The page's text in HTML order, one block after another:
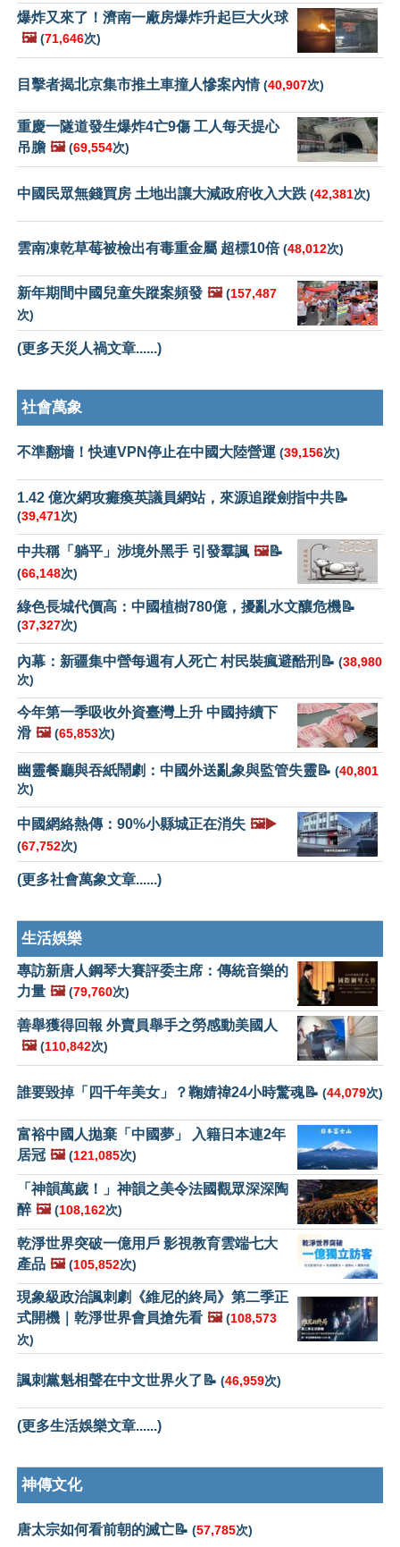
爆炸又來了！濟南一廠房爆炸升起巨大火球
🖼️ (71,646次)
目擊者揭北京集市推土車撞人慘案內情(40,907次)
重慶一隧道發生爆炸4亡9傷 工人每天提心
吊膽 🖼️ (69,554次)
中國民眾無錢買房 土地出讓大減政府收入大跌 (42,381次)
雲南凍乾草莓被檢出有毒重金屬 超標10倍(48,012次)
新年期間中國兒童失蹤案頻發 🖼️ (157,487
次)
(更多天災人禍文章......)
社會萬象
不準翻墻！快連VPN停止在中國大陸營運 (39,156次)
1.42 億次網攻癱瘓英議員網站，來源追蹤劍指中共📝
(39,471次)
中共稱「躺平」涉境外黑手 引發羣諷 🖼️📝
(66,148次)
綠色長城代價高：中國植樹780億，擾亂水文釀危機📝
(37,327次)
內幕：新疆集中營每週有人死亡 村民裝瘋避酷刑📝 (38,980
次)
今年第一季吸收外資臺灣上升 中國持續下
滑 🖼️ (65,853次)
幽靈餐廳與吞紙鬧劇：中國外送亂象與監管失靈📝 (40,801
次)
中國網絡熱傳：90%小縣城正在消失 🖼️▶️
(67,752次)
(更多社會萬象文章......)
生活娛樂
專訪新唐人鋼琴大賽評委主席：傳統音樂的
力量 🖼️ (79,760次)
善舉獲得回報 外賣員舉手之勞感動美國人
🖼️ (110,842次)
誰要毀掉「四千年美女」？鞠婧禕24小時驚魂📝 (44,079次)
富裕中國人拋棄「中國夢」 入籍日本連2年
居冠 🖼️ (121,085次)
「神韻萬歲！」神韻之美令法國觀眾深深陶
醉 🖼️ (108,162次)
乾淨世界突破一億用戶 影視教育雲端七大
產品 🖼️ (105,852次)
現象級政治諷刺劇《維尼的終局》第二季正
式開機｜乾淨世界會員搶先看 🖼️ (108,573
次)
諷刺黨魁相聲在中文世界火了📝 (46,959次)
(更多生活娛樂文章......)
神傳文化
唐太宗如何看前朝的滅亡📝 (57,785次)